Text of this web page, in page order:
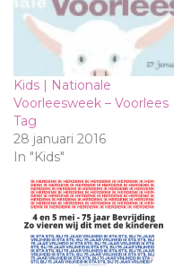
Kids | Nationale
Voorleesweek – Voorlees
Tag
28 januari 2016
In "Kids"